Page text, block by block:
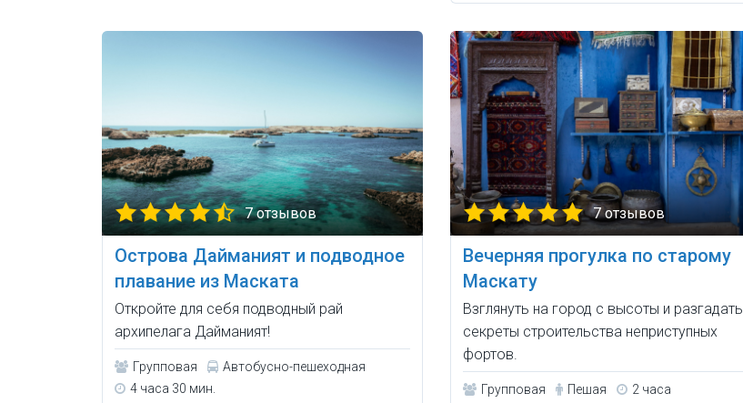
7 отзывов
Острова Дайманият и подводное
плавание из Маската
Откройте для себя подводный рай
архипелага Дайманият!
Групповая
Автобусно-пешеходная
4 часа 30 мин.
7 отзывов
Вечерняя прогулка по старому
Маскату
Взглянуть на город с высоты и разгадать
секреты строительства неприступных
фортов.
Групповая Пешая 2 часа